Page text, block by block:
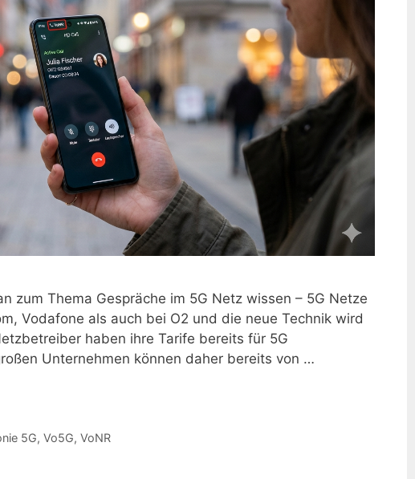
zum Thema Gespräche im 5G Netz wissen – 5G Netze
Vodafone als auch bei O2 und die neue Technik wird
haben ihre Tarife bereits für 5G
Unternehmen können daher bereits von …
5G, Vo5G, VoNR